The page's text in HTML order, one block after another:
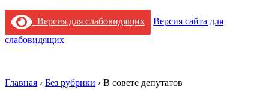
Версия для слабовидящих
Версия сайта для
слабовидящих
Главная › Без рубрики › В совете депутатов